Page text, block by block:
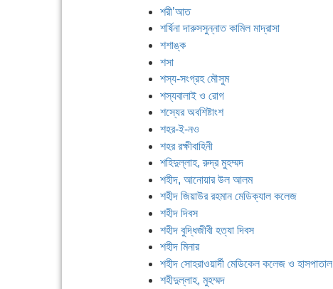
শরী’আত
শর্ষিনা দারুসসুন্নাত কামিল মাদ্রাসা
শশাঙ্ক
শসা
শস্য-সংগ্রহ মৌসুম
শস্যবালাই ও রোগ
শস্যের অবশিষ্টাংশ
শহর-ই-নও
শহর রক্ষীবাহিনী
শহিদুল্লাহ, রুদ্র মুহম্মদ
শহীদ, আনোয়ার উল আলম
শহীদ জিয়াউর রহমান মেডিক্যাল কলেজ
শহীদ দিবস
শহীদ বুদ্ধিজীবী হত্যা দিবস
শহীদ মিনার
শহীদ সোহরাওয়ার্দী মেডিকেল কলেজ ও হাসপাতাল
শহীদুল্লাহ, মুহম্মদ